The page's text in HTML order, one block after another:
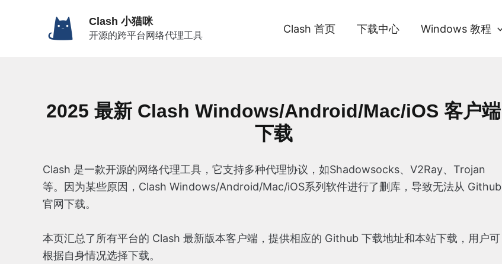
Clash 小猫咪
开源的跨平台网络代理工具
Clash 首页 下载中心 Windows 教程
2025 最新 Clash Windows/Android/Mac/iOS 客户端
下载
Clash 是一款开源的网络代理工具，它支持多种代理协议，如Shadowsocks、V2Ray、Trojan
等。因为某些原因，Clash Windows/Android/Mac/iOS系列软件进行了删库，导致无法从 Github
官网下载。
本页汇总了所有平台的 Clash 最新版本客户端，提供相应的 Github 下载地址和本站下载，用户可
根据自身情况选择下载。